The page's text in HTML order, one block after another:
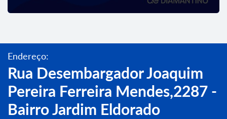
Endereço:
Rua Desembargador Joaquim
Pereira Ferreira Mendes,2287 -
Bairro Jardim Eldorado